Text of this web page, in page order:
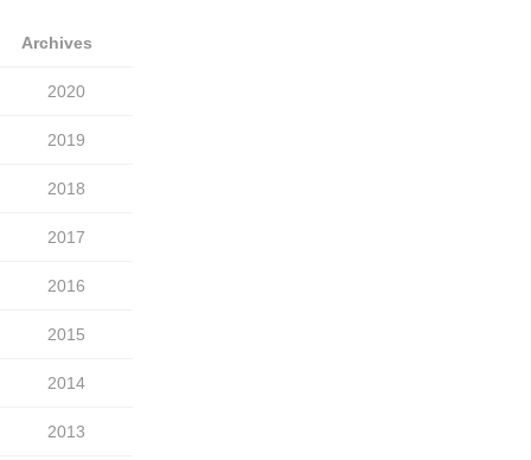
Archives
2020
2019
2018
2017
2016
2015
2014
2013